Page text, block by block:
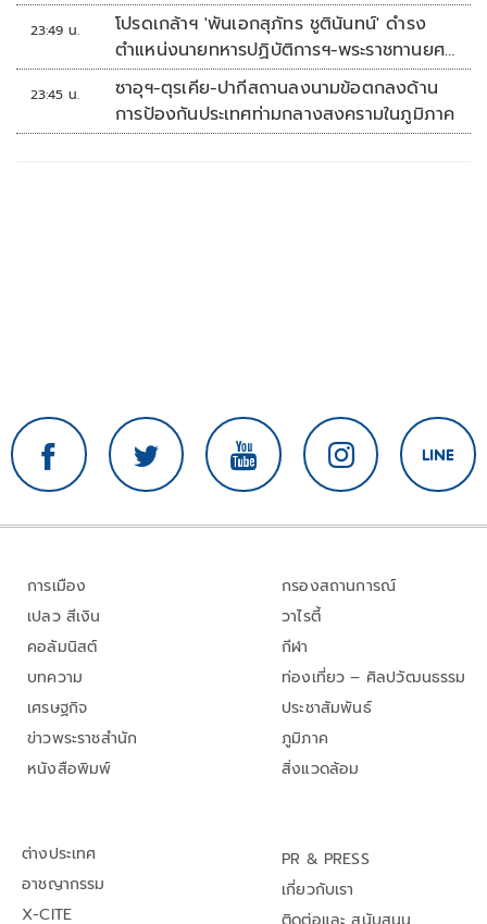
23:49 น.
โปรดเกล้าฯ 'พันเอกสุภัทร ชูตินันทน์' ดำรง
ตำแหน่งนายทหารปฏิบัติการฯ-พระราชทานยศ
'พลตรี'
23:45 น.
ซาอุฯ-ตุรเคีย-ปากีสถานลงนามข้อตกลงด้าน
การป้องกันประเทศท่ามกลางสงครามในภูมิภาค
การเมือง
เปลว สีเงิน
คอลัมนิสต์
บทความ
เศรษฐกิจ
ข่าวพระราชสำนัก
หนังสือพิมพ์
กรองสถานการณ์
วาไรตี้
กีฬา
ท่องเที่ยว – ศิลปวัฒนธรรม
ประชาสัมพันธ์
ภูมิภาค
สิ่งแวดล้อม
ต่างประเทศ
อาชญากรรม
X-CITE
PR & PRESS
เกี่ยวกับเรา